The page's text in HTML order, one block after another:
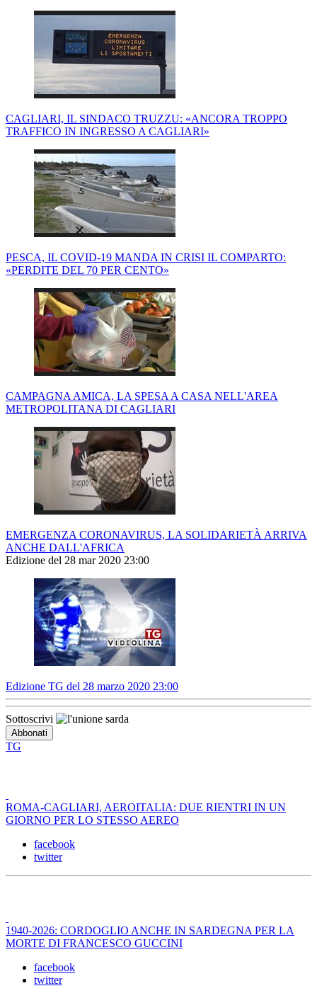
CAGLIARI, IL SINDACO TRUZZU: «ANCORA TROPPO
TRAFFICO IN INGRESSO A CAGLIARI»
PESCA, IL COVID-19 MANDA IN CRISI IL COMPARTO:
«PERDITE DEL 70 PER CENTO»
CAMPAGNA AMICA, LA SPESA A CASA NELL'AREA
METROPOLITANA DI CAGLIARI
EMERGENZA CORONAVIRUS, LA SOLIDARIETÀ ARRIVA
ANCHE DALL'AFRICA
Edizione del 28 mar 2020 23:00
Edizione TG del 28 marzo 2020 23:00
Sottoscrivi
TG
ROMA-CAGLIARI, AEROITALIA: DUE RIENTRI IN UN
GIORNO PER LO STESSO AEREO
facebook
twitter
1940-2026: CORDOGLIO ANCHE IN SARDEGNA PER LA
MORTE DI FRANCESCO GUCCINI
facebook
twitter